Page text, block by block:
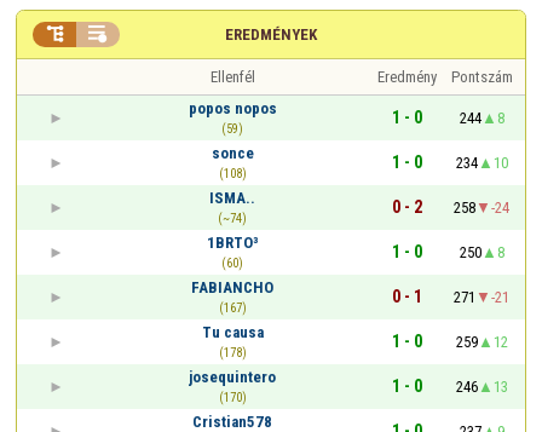
EREDMÉNYEK
 
Ellenfél Eredmény
Pontszám
popos nopos
(59)
1 - 0 244
8
sonce
(108)
1 - 0 234
10
ISMA..
(~74)
0 - 2 258
-24
1BRTO³
(60)
1 - 0 250
8
FABIANCHO
(167)
0 - 1 271
-21
Tu causa
(178)
1 - 0 259
12
josequintero
(170)
1 - 0 246
13
Cristian578